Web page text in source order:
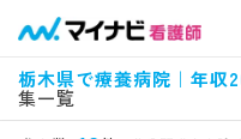
栃木県で療養病院｜年収
集一覧
エリアから探す
希望の求人条件を選